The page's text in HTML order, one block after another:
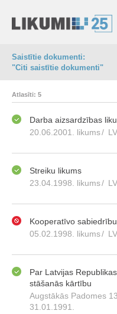
Saistītie dokumenti:
"Citi saistītie dokumenti"
Atlasīti: 5
Darba aizsardzības
20.06.2001. likums/
Streiku likums
23.04.1998. likums/
Kooperatīvo
05.02.1998. likums/
Par Latvijas
stāšanās kārtību
Augstākās Padomes
31.01.1991.